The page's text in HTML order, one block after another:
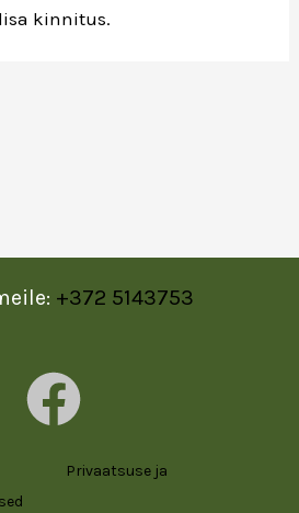
kinnitus.
+372 5143753
Privaatsuse ja